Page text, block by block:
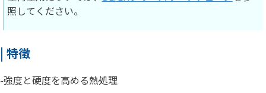
照してください。
| 特徵
-強度と硬度を高める熱処理